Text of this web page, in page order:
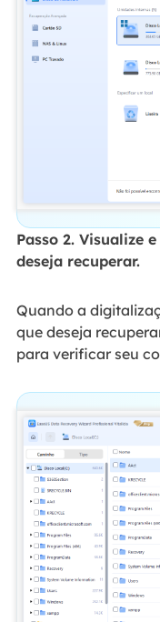
Passo 2. Visualize
deseja recuperar.
Quando a
que deseja
para verificar seu